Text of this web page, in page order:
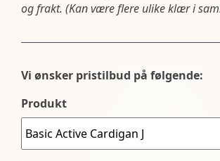
og frakt. (Kan være flere ulike klær i
Vi ønsker pristilbud på følgende:
Produkt